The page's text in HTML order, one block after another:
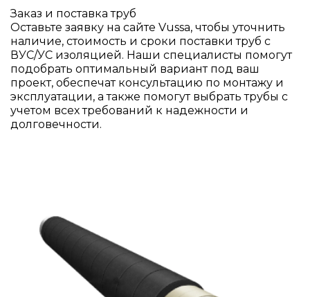
Заказ и поставка труб
Оставьте заявку на сайте Vussa, чтобы уточнить
наличие, стоимость и сроки поставки труб с
ВУС/УС изоляцией. Наши специалисты помогут
подобрать оптимальный вариант под ваш
проект, обеспечат консультацию по монтажу и
эксплуатации, а также помогут выбрать трубы с
учетом всех требований к надежности и
долговечности.